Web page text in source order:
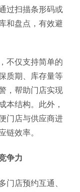
过扫描条形码或
和盘点，有效避
不仅支持简单的
质期、库存量等
，帮助门店实现
本结构。此外，
门店与供应商进
链效率。
争力
门店预约互通、